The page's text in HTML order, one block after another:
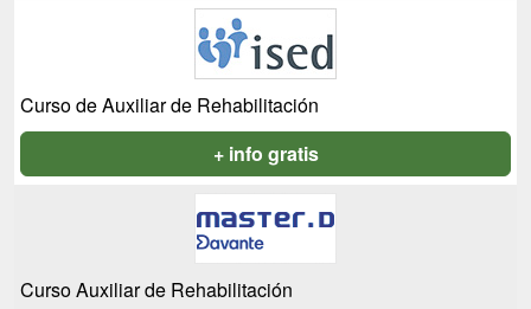
Curso de Auxiliar de Rehabilitación
+ info gratis
Curso Auxiliar de Rehabilitación